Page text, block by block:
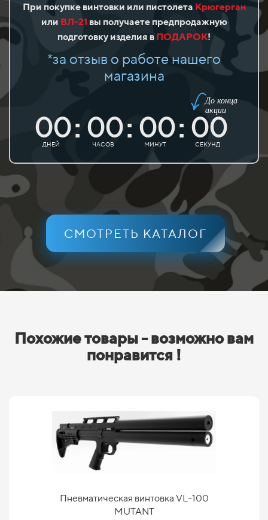
При покупке винтовки или пистолета Крюгерган
или ВЛ-21 вы получаете предпродажную
подготовку изделия в ПОДАРОК!
*за отзыв о работе нашего
магазина
До конца
акции
00:
ДНЕЙ
00:
ЧАСОВ
00:
МИНУТ
00
СЕКУНД
СМОТРЕТЬ КАТАЛОГ
Похожие товары - возможно вам
понравится !
Пневматическая винтовка VL-100
MUTANT